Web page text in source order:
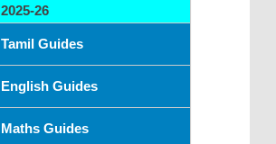
2025-26
Tamil Guides
English Guides
Maths Guides